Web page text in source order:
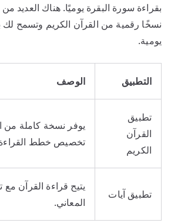
بقراءة سورة البقرة يوميًا. هناك العديد من
نسخًا رقمية من القرآن الكريم وتسمح
يومية.
التطبيق الوصف
تطبيق
القرآن
الكريم
يوفر نسخة كاملة من
تخصيص خطط
تطبيق آيات
يتيح قراءة القرآن
المعاني.